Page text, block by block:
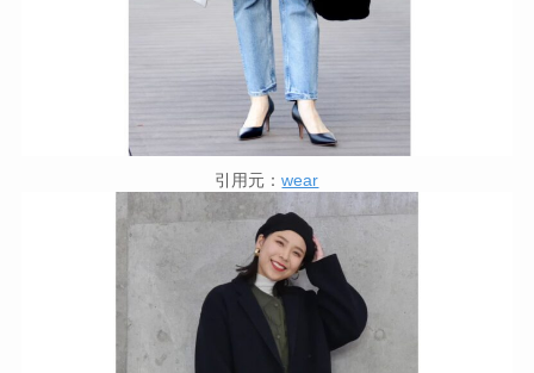
引用元：wear